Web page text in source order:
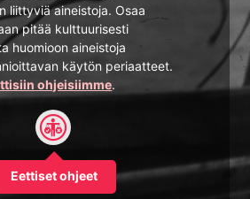
liittyviä aineistoja. Osaa
pitää kulttuurisesti
huomioon aineistoja
käytön periaatteet.
ohjeisiimme.
Eettiset ohjeet